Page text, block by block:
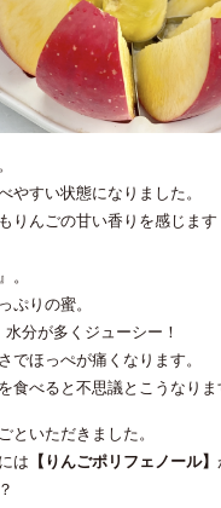
やすい状態になりました。
りんごの甘い香りを感じます
。
ぷりの蜜。
分が多くジューシー！
でほっぺが痛くなります。
食べると不思議とこうなりま
といただきました。
は 【りんごポリフェノール】